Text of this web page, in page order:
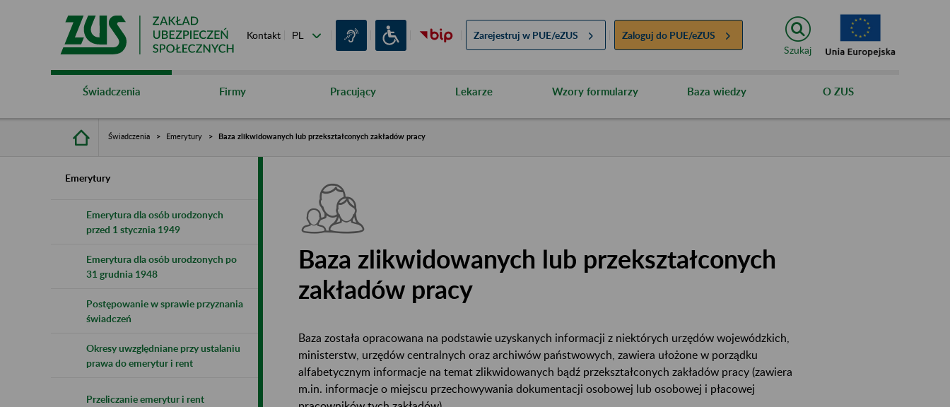
Kontakt Zarejestruj w PUE/eZUS Zaloguj do PUE/eZUS
Szukaj
Świadczenia Firmy Pracujący Lekarze Wzory formularzy Baza wiedzy O ZUS
Świadczenia Emerytury Baza zlikwidowanych lub przekształconych zakładów pracy
Emerytury
Emerytura dla osób urodzonych
przed 1 stycznia 1949
Emerytura dla osób urodzonych po
31 grudnia 1948
Postępowanie w sprawie przyznania
świadczeń
Okresy uwzględniane przy ustalaniu
prawa do emerytur i rent
Przeliczanie emerytur i rent
Baza zlikwidowanych lub przekształconych
zakładów pracy
Baza została opracowana na podstawie uzyskanych informacji z niektórych urzędów wojewódzkich,
ministerstw, urzędów centralnych oraz archiwów państwowych, zawiera ułożone w porządku
alfabetycznym informacje na temat zlikwidowanych bądź przekształconych zakładów pracy (zawiera
m.in. informacje o miejscu przechowywania dokumentacji osobowej lub osobowej i płacowej